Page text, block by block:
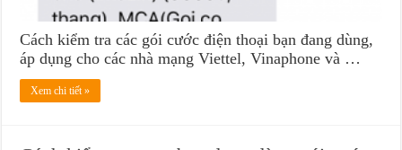
Cách kiểm tra các gói cước điện thoại bạn đang dùng,
áp dụng cho các nhà mạng Viettel, Vinaphone và …
Xem chi tiết »